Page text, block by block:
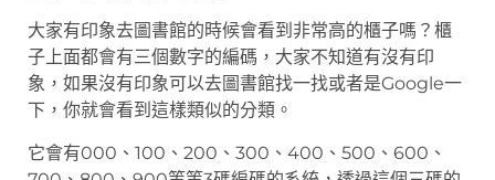
大家有印象去圖書館的時候會看到非常高的櫃子嗎？櫃
子上面都會有三個數字的編碼，大家不知道有沒有印
象，如果沒有印象可以去圖書館找一找或者是Google一
下，你就會看到這樣類似的分類。
它會有000、100、200、300、400、500、600、